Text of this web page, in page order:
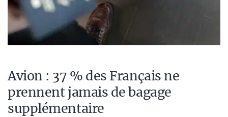
Avion : 37 % des Français ne
prennent jamais de bagage
supplémentaire